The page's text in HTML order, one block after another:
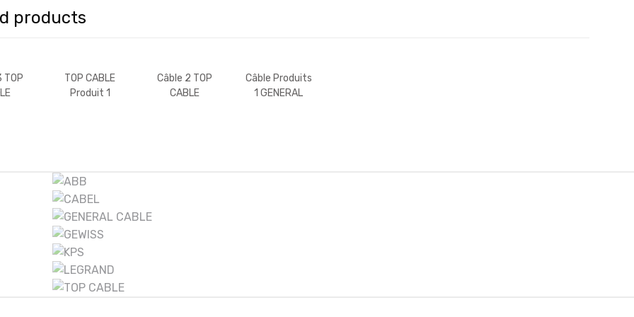
products
TOP
TOP CABLE
Produit 1
Câble 2 TOP
CABLE
Câble Produits
1 GENERAL